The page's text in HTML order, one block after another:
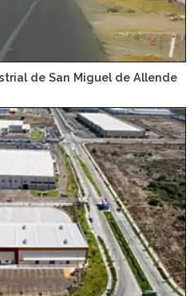
de San Miguel de Allende